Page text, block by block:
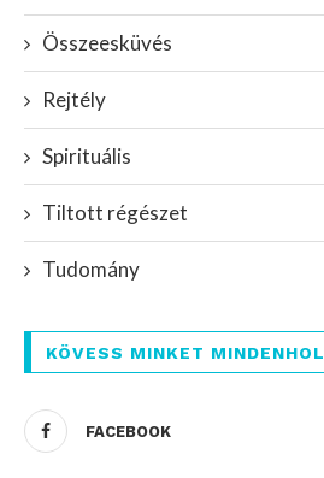
Összeesküvés
Rejtély
Spirituális
Tiltott régészet
Tudomány
KÖVESS MINKET MINDENHOL
FACEBOOK